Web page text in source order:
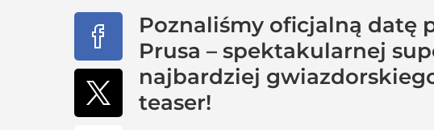
Poznaliśmy oficjalną datę
Prusa – spektakularnej
najbardziej
teaser!